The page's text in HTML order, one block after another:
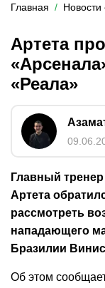
Главная Новости
Артета
«Реала»
Главный
Артета
рассмотреть
нападающего
Бразилии
Об этом